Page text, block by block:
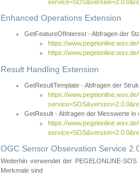
Enhanced Operations Extension
GetFeatureOfInterest - Abfragen der
https://
https://
Result Handling Extension
GetResultTemplate - Abfragen der
https://
GetResult - Abfragen der Messwerte in
https://
OGC Sensor Observation Service
Weiterhin verwendet der PEGELONLINE-
Merkmale sind